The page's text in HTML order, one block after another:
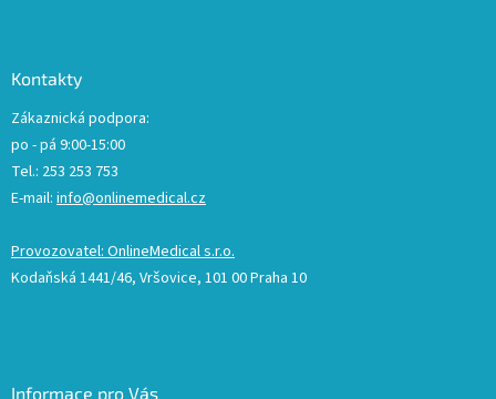
Kontakty
Zákaznická podpora:
po - pá 9:00-15:00
Tel.: 253 253 753
E-mail: info@onlinemedical.cz
Provozovatel: OnlineMedical s.r.o.
Kodaňská 1441/46, Vršovice, 101 00 Praha 10
Informace pro Vás